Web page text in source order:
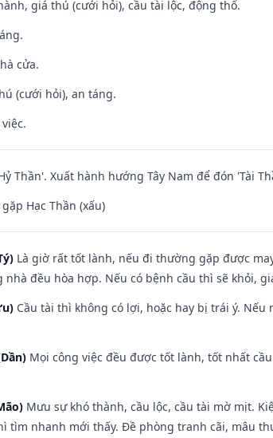
giá thú (cưới hỏi), cầu tài lộc, động thổ.
cửa.
(cưới hỏi), an táng.
Thần'. Xuất hành hướng Tây Nam để đón 'Tài
Hạc Thần (xấu)
Là giờ rất tốt lành, nếu đi thường gặp được
đều hòa hợp. Nếu có bệnh cầu thì sẽ khỏi,
Cầu tài thì không có lợi, hoặc hay bị trái ý.
Mọi công việc đều được tốt lành, tốt nhất
Mưu sự khó thành, cầu lộc, cầu tài mờ mịt.
tìm nhanh mới thấy. Đề phòng tranh cãi, mâu